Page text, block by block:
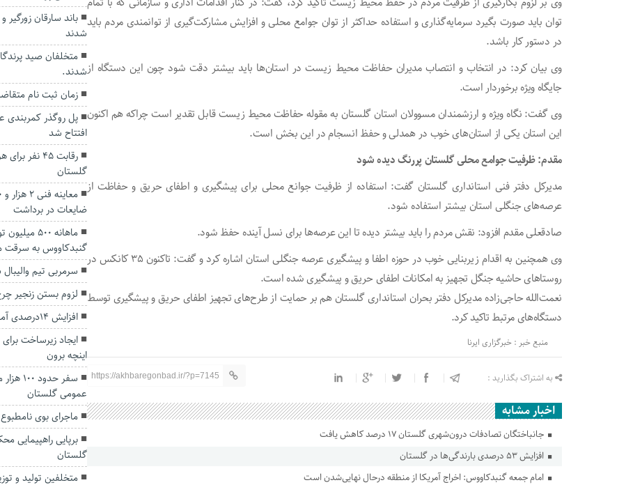
توان باید صورت بگیرد سرمایه‌گذاری و استفاده حداکثر از توان جوامع محلی و افزایش مشارکت‌گیری از توانمندی مردم باید
در دستور کار باشد.
وی بیان کرد: در انتخاب و انتصاب مدیران حفاظت محیط زیست در استان‌ها باید بیشتر دقت شود چون این دستگاه از
جایگاه ویژه برخوردار است.
وی گفت: نگاه ویژه و ارزشمندان مسوولان استان گلستان به مقوله حفاظت محیط زیست قابل تقدیر است چراکه هم اکنون
این استان یکی از استان‌های خوب در همدلی و حفظ انسجام در این بخش است.
مقدم: ظرفیت جوامع محلی گلستان پررنگ دیده شود
مدیرکل دفتر فنی استانداری گلستان گفت: استفاده از ظرفیت جوانع محلی برای پیشگیری و اطفای حریق و حفاظت از
عرصه‌های جنگلی استان بیشتر استفاده شود.
صادقعلی مقدم افزود: نقش مردم را باید بیشتر دیده تا این عرصه‌ها برای نسل آینده حفظ شود.
وی همچنین به اقدام زیربنایی خوب در حوزه اطفا و پیشگیری عرصه جنگلی استان اشاره کرد و گفت: تاکنون ۳۵ کانکس در
روستاهای حاشیه جنگل تجهیز به امکانات اطفای حریق و پیشگیری شده است.
نعمت‌الله حاجی‌زاده مدیرکل دفتر بحران استانداری گلستان هم بر حمایت از طرح‌های تجهیز اطفای حریق و پیشگیری توسط
دستگاه‌های مرتبط تاکید کرد.
منبع خبر : خبرگزاری ایرنا
به اشتراک بگذارید : https://akhbaregonbad.ir/?p=7145
اخبار مشابه
جانباختگان تصادفات درون‌شهری گلستان ۱۷ درصد کاهش یافت
افزایش ۵۳ درصدی بارندگی‌ها در گلستان
امام جمعه گنبدکاووس: اخراج آمریکا از منطقه درحال نهایی‌شدن است
باند سارقان
شدند
متخلفان صید
شدند.
زمان ثبت نام متقاضیان حج
افتتاح شد
رقابت ۴۵
گلستان
ضایعات در برداشت
ماهانه
گنبدکاووس به سرقت
سرمربی تیم
لزوم بستن زنجیر
افزایش ۱۴درصدی آمار سرقت در استان گلستان
ایجاد زیرساخت
اینچه برون
سفر
عمومی گلستان
ماجرای بوی
برپایی راهپیمایی
گلستان